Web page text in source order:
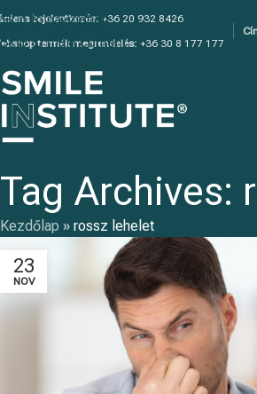
Skip to navigation
Skip to main content
bejelentkezés: +36 20 932 8426
termék megrendelés: +36 30 8 177 177
Tag Archives:
Kezdőlap » rossz lehelet
23
NOV